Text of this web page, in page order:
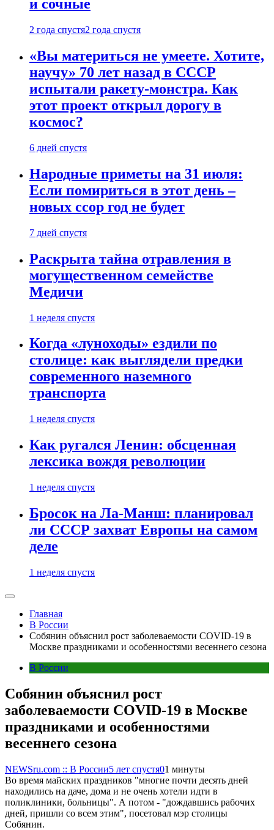
и сочные
2 года спустя2 года спустя
«Вы материться не умеете. Хотите,
научу» 70 лет назад в СССР
испытали ракету-монстра. Как
этот проект открыл дорогу в
космос?
6 дней спустя
Народные приметы на 31 июля:
Если помириться в этот день –
новых ссор год не будет
7 дней спустя
Раскрыта тайна отравления в
могущественном семействе
Медичи
1 неделя спустя
Когда «луноходы» ездили по
столице: как выглядели предки
современного наземного
транспорта
1 неделя спустя
Как ругался Ленин: обсценная
лексика вождя революции
1 неделя спустя
Бросок на Ла-Манш: планировал
ли СССР захват Европы на самом
деле
1 неделя спустя
Главная
В России
Собянин объяснил рост заболеваемости COVID-19 в
Москве праздниками и особенностями весеннего сезона
В России
Собянин объяснил рост
заболеваемости COVID-19 в Москве
праздниками и особенностями
весеннего сезона
NEWSru.com :: В России5 лет спустя01 минуты
Во время майских праздников "многие почти десять дней
находились на даче, дома и не очень хотели идти в
поликлиники, больницы". А потом - "дождавшись рабочих
дней, пришли со всем этим", посетовал мэр столицы
Собянин.